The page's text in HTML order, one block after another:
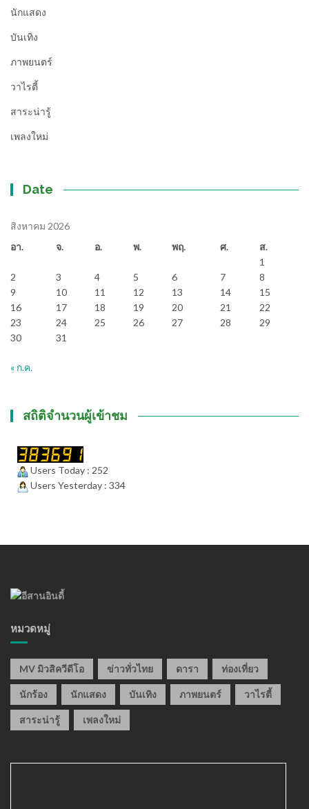
นักแสดง
บันเทิง
ภาพยนตร์
วาไรตี้
สาระน่ารู้
เพลงใหม่
Date
สิงหาคม 2026
อา.
จ. อ. พ. พฤ. ศ.
ส.
1
2
3 4 5 6 7
8
9
10 11 12 13 14
15
16
17 18 19 20 21
22
23
24 25 26 27 28
29
30
31
« ก.ค.
สถิติจำนวนผู้เข้าชม
Users Today : 252
Users Yesterday : 334
หมวดหมู่
MV มิวสิควีดีโอ ข่าวทั่วไทย ดารา ท่องเที่ยว
นักร้อง นักแสดง บันเทิง ภาพยนตร์ วาไรตี้
สาระน่ารู้ เพลงใหม่